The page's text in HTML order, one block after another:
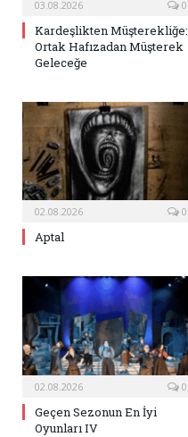
03.08.2026 0
Kardeşlikten Müşterekliğe:
Ortak Hafızadan Müşterek
Geleceğe
02.08.2026 0
Aptal
02.08.2026 0
Geçen Sezonun En İyi
Oyunları IV